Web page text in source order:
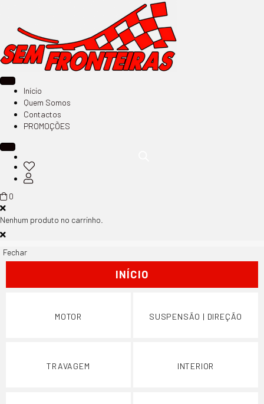
Início
Quem Somos
Contactos
PROMOÇÕES
0
Nenhum produto no carrinho.
Fechar
INÍCIO
MOTOR SUSPENSÃO | DIREÇÃO
TRAVAGEM INTERIOR